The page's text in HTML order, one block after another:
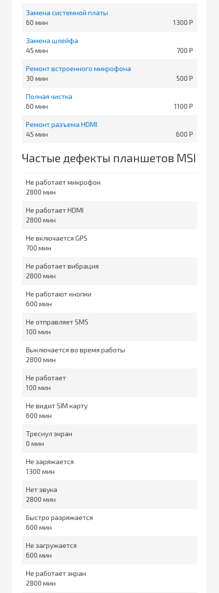
Замена системной платы
60
1300
Замена шлейфа
45
700
Ремонт встроенного микрофона
30
500
Полная чистка
60
1100
Ремонт разъема HDMI
45
600
Частые дефекты планшетов MSI
Не работает микрофон
2800
Не работает HDMI
2800
Не включается GPS
700
Не работает вибрация
2800
Не работают кнопки
600
Не отправляет SMS
100
Выключается во время работы
2800
Не работает
100
Не видит SIM карту
600
Треснул экран
0
Не заряжается
1300
Нет звука
2800
Быстро разряжается
600
Не загружается
600
Не работает экран
2800